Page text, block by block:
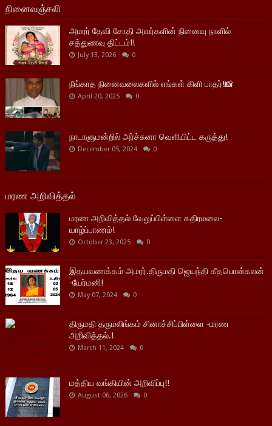
நினைவஞ்சலி
அமரர் தேவி சோதி அவர்களின் நினைவு நாளில்
சத்துணவு திட்டம்!!
July 13, 2026 0
நீங்காத நினைவலைகளில் எங்கள் கிளி பாதர்!📸
April 20, 2025 0
நாடாளுமன்றில் அர்ச்சுனா வெளியிட்ட கருத்து!
December 05, 2024 0
மரண அறிவித்தல்
மரண அறிவித்தல் வேலுப்பிள்ளை கதிரமலை-
யாழ்ப்பாணம்!
October 23, 2025 0
இதயவணக்கம் அமரர்.திருமதி ஜெயந்தி கீதபொன்கலன்
-யேர்மனி!
May 07, 2024 0
திருமதி தருமலிங்கம் சினாச்சிப்பிள்ளை -மரண
அறிவித்தல்.!
March 11, 2024 0
மத்திய வங்கியின் அறிவிப்பு!!
August 06, 2026 0